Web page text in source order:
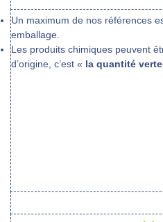
Un maximum de nos références
emballage.
Les produits chimiques peuvent
d’origine, c’est « la quantité verte